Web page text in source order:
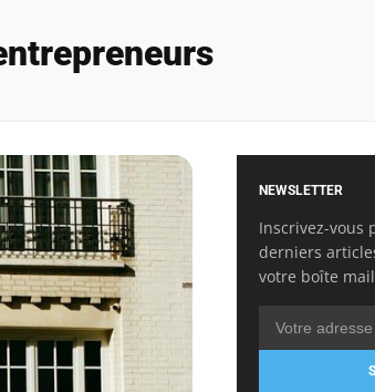
NEWSLETTER
Inscrivez-vous
derniers
votre boîte